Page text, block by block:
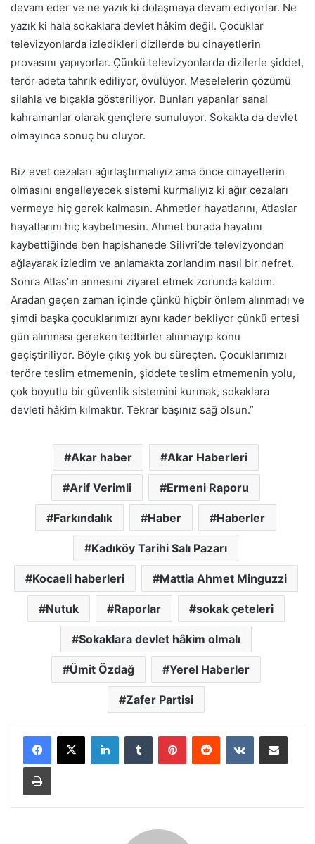
devam eder ve ne yazık ki dolaşmaya devam ediyorlar. Ne
yazık ki hala sokaklara devlet hâkim değil. Çocuklar
televizyonlarda izledikleri dizilerde bu cinayetlerin
provasını yapıyorlar. Çünkü televizyonlarda dizilerle şiddet,
terör adeta tahrik ediliyor, övülüyor. Meselelerin çözümü
silahla ve bıçakla gösteriliyor. Bunları yapanlar sanal
kahramanlar olarak gençlere sunuluyor. Sokakta da devlet
olmayınca sonuç bu oluyor.
Biz evet cezaları ağırlaştırmalıyız ama önce cinayetlerin
olmasını engelleyecek sistemi kurmalıyız ki ağır cezaları
vermeye hiç gerek kalmasın. Ahmetler hayatlarını, Atlaslar
hayatlarını hiç kaybetmesin. Ahmet burada hayatını
kaybettiğinde ben hapishanede Silivri’de televizyondan
ağlayarak izledim ve anlamakta zorlandım nasıl bir nefret.
Sonra Atlas’ın annesini ziyaret etmek zorunda kaldım.
Aradan geçen zaman içinde çünkü hiçbir önlem alınmadı ve
şimdi başka çocuklarımızı aynı kader bekliyor çünkü ertesi
gün alınması gereken tedbirler alınmayıp konu
geçiştiriliyor. Böyle çıkış yok bu süreçten. Çocuklarımızı
teröre teslim etmemenin, şiddete teslim etmemenin yolu,
çok boyutlu bir güvenlik sistemini kurmak, sokaklara
devleti hâkim kılmaktır. Tekrar başınız sağ olsun.”
Akar haber Akar Haberleri
Arif Verimli Ermeni Raporu
Farkındalık Haber Haberler
Kadıköy Tarihi Salı Pazarı
Kocaeli haberleri Mattia Ahmet Minguzzi
Nutuk Raporlar sokak çeteleri
Sokaklara devlet hâkim olmalı
Ümit Özdağ Yerel Haberler
Zafer Partisi